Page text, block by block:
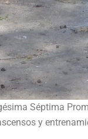
Séptima
y